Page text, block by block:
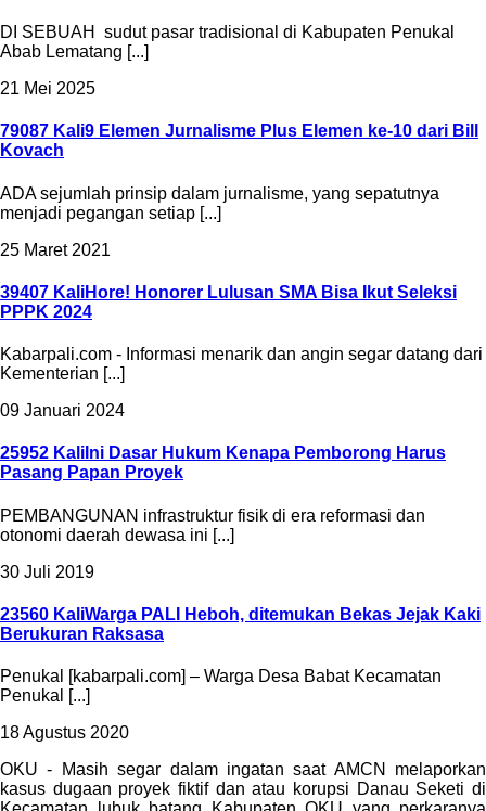
DI SEBUAH sudut pasar tradisional di Kabupaten Penukal
Abab Lematang [...]
21 Mei 2025
79087 Kali9 Elemen Jurnalisme Plus Elemen ke-10 dari Bill
Kovach
ADA sejumlah prinsip dalam jurnalisme, yang sepatutnya
menjadi pegangan setiap [...]
25 Maret 2021
39407 KaliHore! Honorer Lulusan SMA Bisa Ikut Seleksi
PPPK 2024
Kabarpali.com - Informasi menarik dan angin segar datang dari
Kementerian [...]
09 Januari 2024
25952 Kali Ini Dasar Hukum Kenapa Pemborong Harus
Pasang Papan Proyek
PEMBANGUNAN infrastruktur fisik di era reformasi dan
otonomi daerah dewasa ini [...]
30 Juli 2019
23560 KaliWarga PALI Heboh, ditemukan Bekas Jejak Kaki
Berukuran Raksasa
Penukal [kabarpali.com] – Warga Desa Babat Kecamatan
Penukal [...]
18 Agustus 2020
OKU - Masih segar dalam ingatan saat AMCN melaporkan
kasus dugaan proyek fiktif dan atau korupsi Danau Seketi di